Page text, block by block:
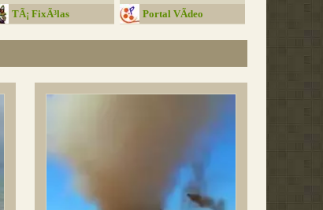
TÃ¡ FixÃ³las
Portal VÃ­deo